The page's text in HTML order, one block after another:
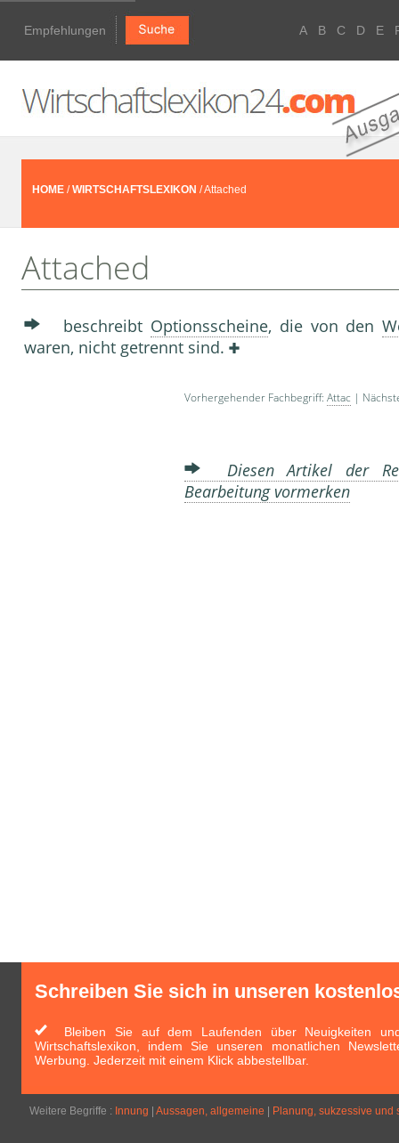
Empfehlungen A B C D E
HOME /WIRTSCHAFTSLEXIKON / Attached
Attached
beschreibt Optionsscheine, die von den
waren, nicht getrennt sind.
Vorhergehender Fachbegriff: Attac |
Diesen Artikel der
Bearbeitung vormerken
Schreiben Sie sich in unseren
Bleiben Sie auf dem Laufenden über Neuigkeiten
Wirtschaftslexikon, indem Sie unseren monatlichen
Werbung. Jederzeit mit einem Klick abbestellbar.
Weitere Begriffe : Innung Aussagen, allgemeine Planung, sukzessive und